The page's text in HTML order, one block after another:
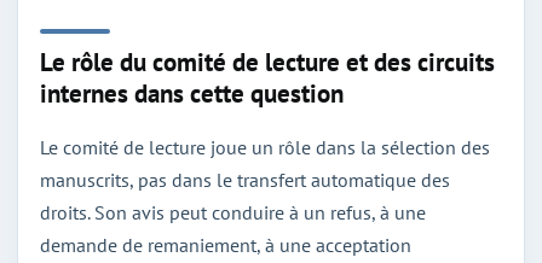
Le rôle du comité de lecture et des circuits
internes dans cette question
Le comité de lecture joue un rôle dans la sélection des
manuscrits, pas dans le transfert automatique des
droits. Son avis peut conduire à un refus, à une
demande de remaniement, à une acceptation